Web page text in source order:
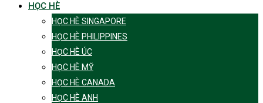
HỌC HÈ
HỌC HÈ SINGAPORE
HỌC HÈ PHILIPPINES
HỌC HÈ ÚC
HỌC HÈ MỸ
HỌC HÈ CANADA
HỌC HÈ ANH